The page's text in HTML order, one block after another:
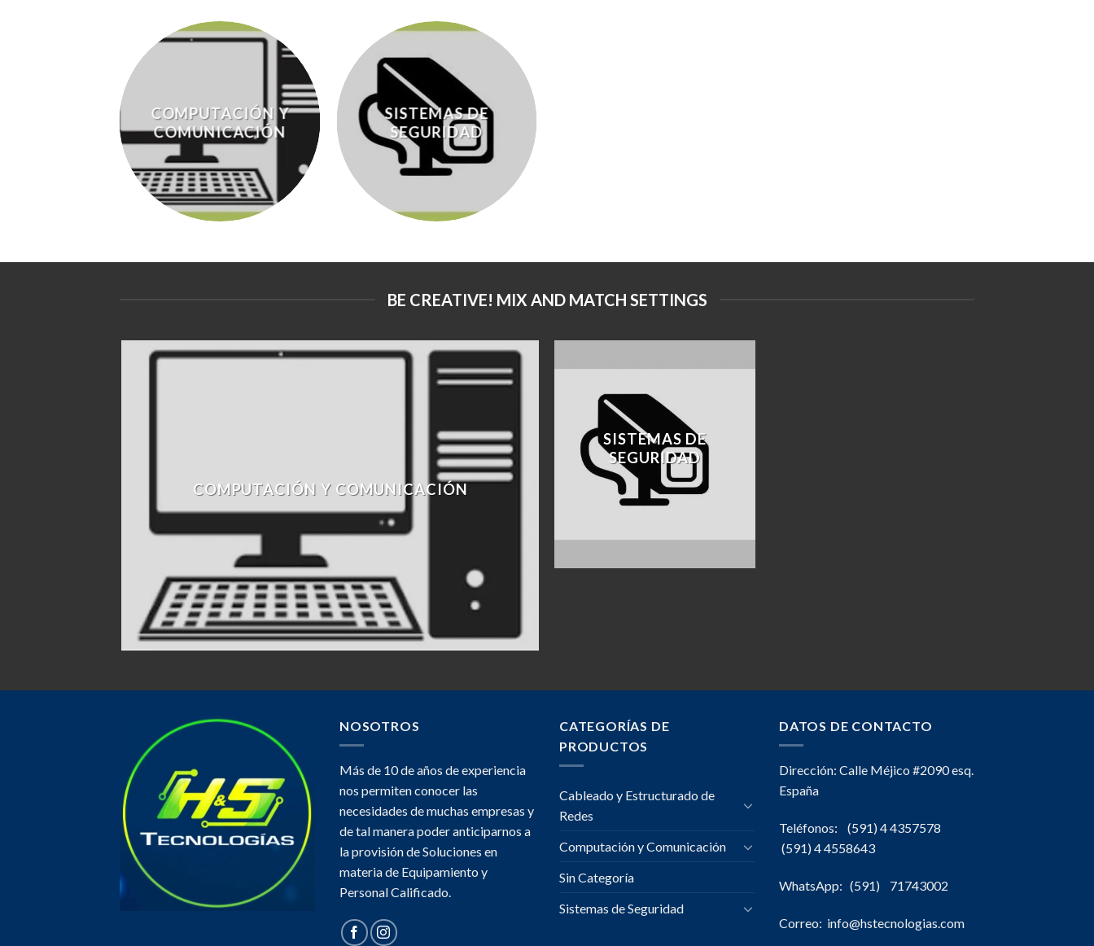
COMPUTACIÓN Y
COMUNICACIÓN
SISTEMAS DE
SEGURIDAD
BE CREATIVE! MIX AND MATCH SETTINGS
COMPUTACIÓN Y COMUNICACIÓN
SISTEMAS DE
SEGURIDAD
NOSOTROS
Más de 10 de años de experiencia
nos permiten conocer las
necesidades de muchas empresas y
de tal manera poder anticiparnos a
la provisión de Soluciones en
materia de Equipamiento y
Personal Calificado.
CATEGORÍAS DE
PRODUCTOS
Cableado y Estructurado de
Redes
Computación y Comunicación
Sin Categoría
Sistemas de Seguridad
DATOS DE CONTACTO
Dirección: Calle Méjico #2090 esq.
España
Teléfonos: (591) 4 4357578
(591) 4 4558643
WhatsApp: (591) 71743002
Correo: info@hstecnologias.com